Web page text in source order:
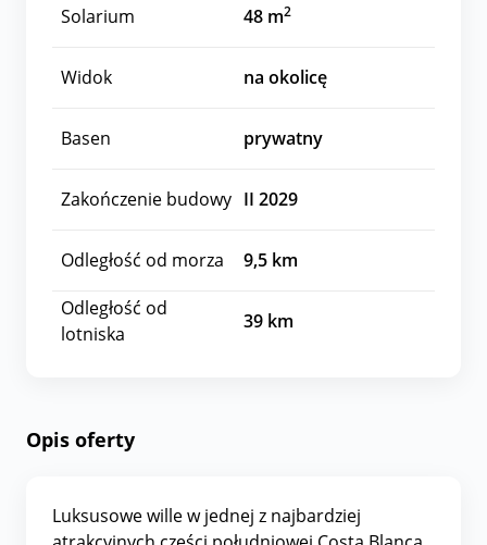
Solarium 48 m2
Widok na okolicę
Basen prywatny
Zakończenie budowy II 2029
Odległość od morza 9,5 km
Odległość od
lotniska
39 km
Opis oferty
Luksusowe wille w jednej z najbardziej